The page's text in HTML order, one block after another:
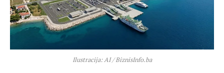
Ilustracija: AI / BiznisInfo.ba